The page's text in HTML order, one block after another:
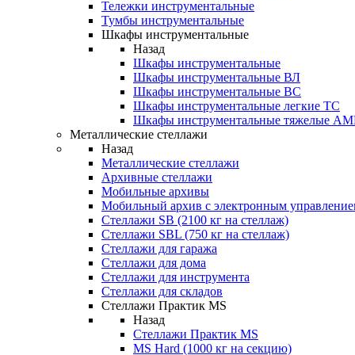
Тележки инструментальные
Тумбы инструментальные
Шкафы инструментальные
Назад
Шкафы инструментальные
Шкафы инструментальные ВЛ
Шкафы инструментальные ВС
Шкафы инструментальные легкие ТС
Шкафы инструментальные тяжелые
Металлические стеллажи
Назад
Металлические стеллажи
Архивные стеллажи
Мобильные архивы
Мобильный архив с электронным
Стеллажи SB (2100 кг на стеллаж)
Стеллажи SBL (750 кг на стеллаж)
Стеллажи для гаража
Стеллажи для дома
Стеллажи для инструмента
Стеллажи для складов
Стеллажи Практик MS
Назад
Стеллажи Практик MS
MS Hard (1000 кг на секцию)